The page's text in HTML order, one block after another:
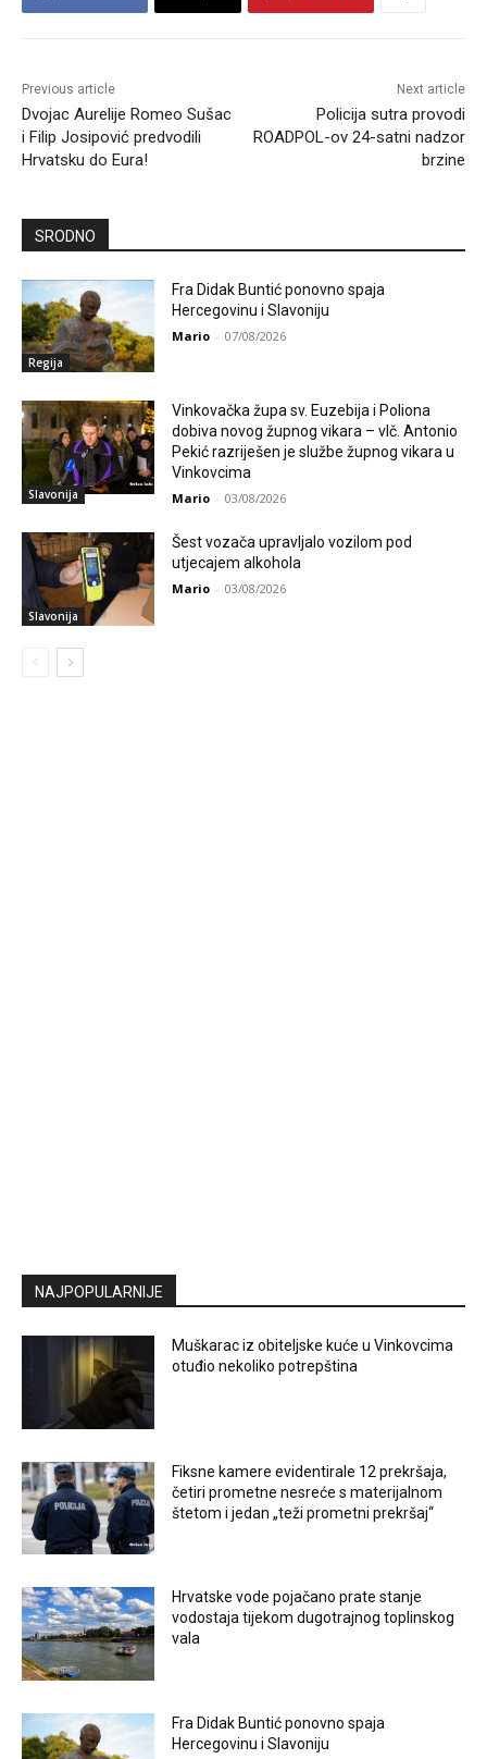
Previous article
Dvojac Aurelije Romeo Sušac
i Filip Josipović predvodili
Hrvatsku do Eura!
Next article
Policija sutra provodi
ROADPOL-ov 24-satni nadzor
brzine
SRODNO
Regija
Fra Didak Buntić ponovno spaja
Hercegovinu i Slavoniju
Mario - 07/08/2026
Slavonija
Vinkovačka župa sv. Euzebija i Poliona
dobiva novog župnog vikara – vlč. Antonio
Pekić razriješen je službe župnog vikara u
Vinkovcima
Mario - 03/08/2026
Slavonija
Šest vozača upravljalo vozilom pod
utjecajem alkohola
Mario - 03/08/2026
NAJPOPULARNIJE
Muškarac iz obiteljske kuće u Vinkovcima
otuđio nekoliko potrepština
Fiksne kamere evidentirale 12 prekršaja,
četiri prometne nesreće s materijalnom
štetom i jedan „teži prometni prekršaj“
Hrvatske vode pojačano prate stanje
vodostaja tijekom dugotrajnog toplinskog
vala
Fra Didak Buntić ponovno spaja
Hercegovinu i Slavoniju